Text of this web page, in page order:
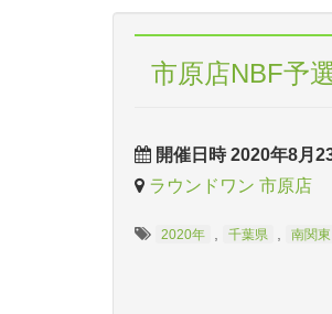
市原店NBF予
開催日時 2020年8月
ラウンドワン 市原店
2020年 千葉県 南関東